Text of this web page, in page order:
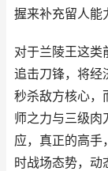
握来补充留人能
对于兰陵王这类
追击刀锋，将经
秒杀敌方核心，
师之力与三级肉
应，真正的高手
时战场态势，动